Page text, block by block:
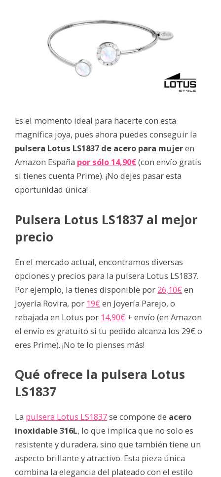
Es el momento ideal para hacerte con esta
magnífica joya, pues ahora puedes conseguir la
pulsera Lotus LS1837 de acero para mujeren
Amazon España por sólo 14,90€(con envío gratis
si tienes cuenta Prime). ¡No dejes pasar esta
oportunidad única!
Pulsera Lotus LS1837 al mejor
precio
En el mercado actual, encontramos diversas
opciones y precios para la pulsera Lotus LS1837.
Por ejemplo, la tienes disponible por 26,10€en
Joyería Rovira, por 19€en Joyería Parejo, o
rebajada en Lotus por 14,90€ + envío (en Amazon
el envío es gratuito si tu pedido alcanza los 29€ o
eres Prime). ¡No te lo pienses más!
Qué ofrece la pulsera Lotus
LS1837
La pulsera Lotus LS1837se compone de acero
inoxidable 316L, lo que implica que no solo es
resistente y duradera, sino que también tiene un
aspecto brillante y atractivo. Esta pieza única
combina la elegancia del plateado con el estilo